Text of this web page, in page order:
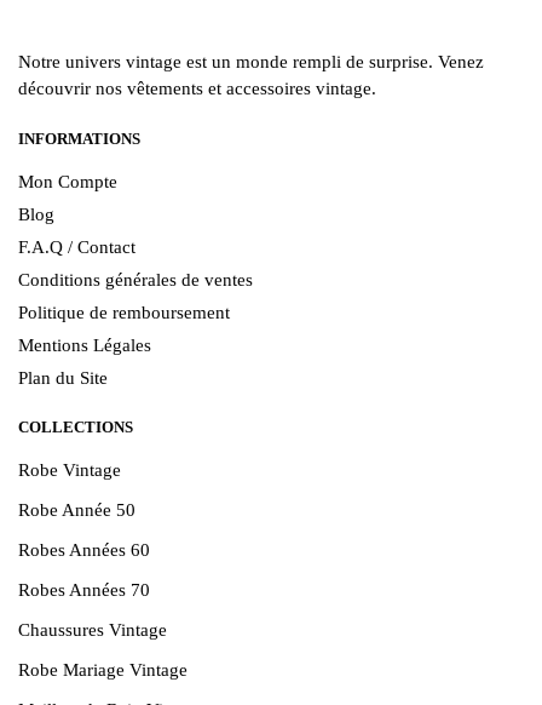
Notre univers vintage est un monde rempli de surprise. Venez
découvrir nos vêtements et accessoires vintage.
INFORMATIONS
Mon Compte
Blog
F.A.Q / Contact
Conditions générales de ventes
Politique de remboursement
Mentions Légales
Plan du Site
COLLECTIONS
Robe Vintage
Robe Année 50
Robes Années 60
Robes Années 70
Chaussures Vintage
Robe Mariage Vintage